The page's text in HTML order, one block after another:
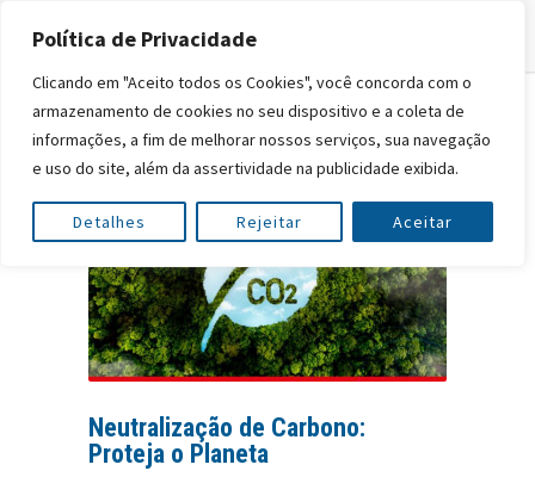
Política de Privacidade
Clicando em "Aceito todos os Cookies", você concorda com o
armazenamento de cookies no seu dispositivo e a coleta de
informações, a fim de melhorar nossos serviços, sua navegação
e uso do site, além da assertividade na publicidade exibida.
Detalhes Rejeitar Aceitar
Neutralização de Carbono:
Proteja o Planeta